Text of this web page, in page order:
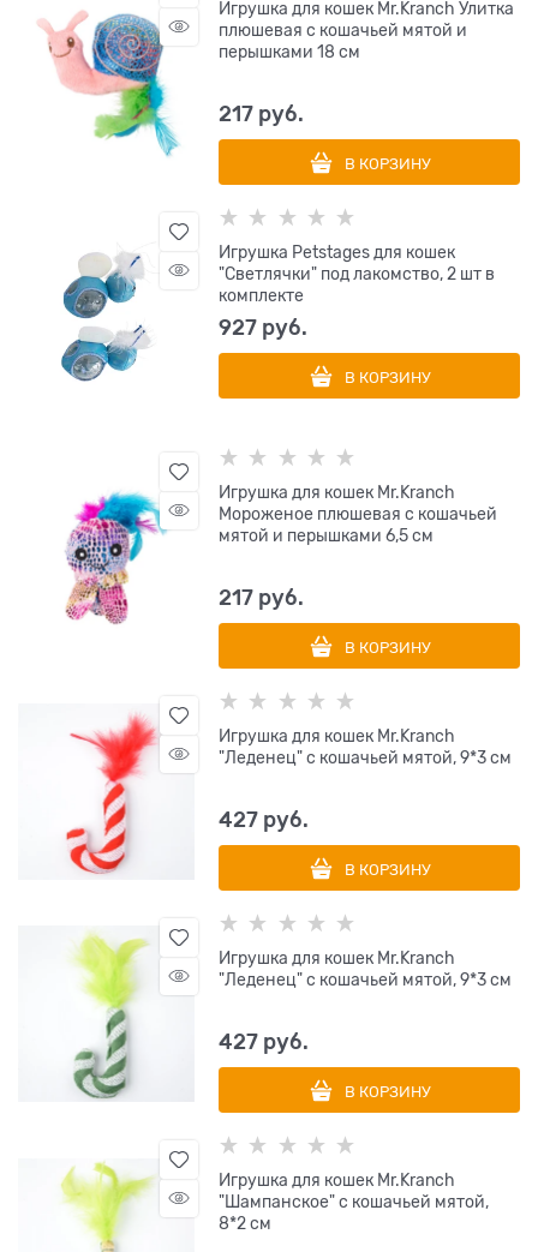
Игрушка для кошек Mr.Kranch Улитка
плюшевая с кошачьей мятой и
перышками 18 см
217 руб.
В КОРЗИНУ
Игрушка Petstages для кошек
"Светлячки" под лакомство, 2 шт в
комплекте
927 руб.
В КОРЗИНУ
Игрушка для кошек Mr.Kranch
Мороженое плюшевая с кошачьей
мятой и перышками 6,5 см
217 руб.
В КОРЗИНУ
Игрушка для кошек Mr.Kranch
"Леденец" с кошачьей мятой, 9*3 см
427 руб.
В КОРЗИНУ
Игрушка для кошек Mr.Kranch
"Леденец" с кошачьей мятой, 9*3 см
427 руб.
В КОРЗИНУ
Игрушка для кошек Mr.Kranch
"Шампанское" с кошачьей мятой,
8*2 см